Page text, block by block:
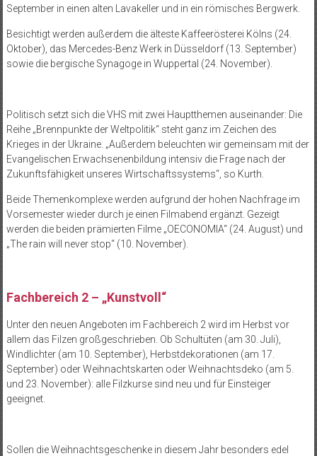
September in einen alten Lavakeller und in ein römisches Bergwerk.
Besichtigt werden außerdem die älteste Kaffeerösterei Kölns (24.
Oktober), das Mercedes-Benz Werk in Düsseldorf (13. September)
sowie die bergische Synagoge in Wuppertal (24. November).
Politisch setzt sich die VHS mit zwei Hauptthemen auseinander: Die
Reihe „Brennpunkte der Weltpolitik“ steht ganz im Zeichen des
Krieges in der Ukraine. „Außerdem beleuchten wir gemeinsam mit der
Evangelischen Erwachsenenbildung intensiv die Frage nach der
Zukunftsfähigkeit unseres Wirtschaftssystems“, so Kurth.
Beide Themenkomplexe werden aufgrund der hohen Nachfrage im
Vorsemester wieder durch je einen Filmabend ergänzt. Gezeigt
werden die beiden prämierten Filme „OECONOMIA“ (24. August) und
„The rain will never stop“ (10. November).
Fachbereich 2 – „Kunstvoll“
Unter den neuen Angeboten im Fachbereich 2 wird im Herbst vor
allem das Filzen großgeschrieben. Ob Schultüten (am 30. Juli),
Windlichter (am 10. September), Herbstdekorationen (am 17.
September) oder Weihnachtskarten oder Weihnachtsdeko (am 5.
und 23. November): alle Filzkurse sind neu und für Einsteiger
geeignet.
Sollen die Weihnachtsgeschenke in diesem Jahr besonders edel